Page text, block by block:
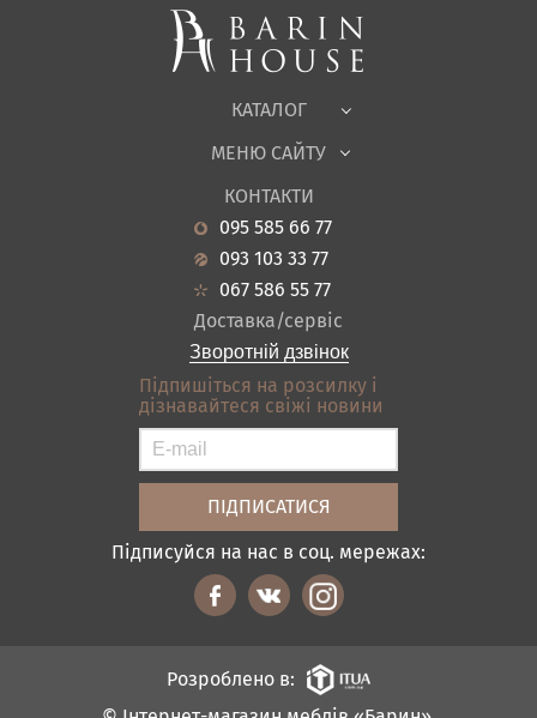
КАТАЛОГ
Корпусні меблі
Офісні меблі
Садові меблі
Вітальня
Кухня
Передпокої
Ванна
Акціі
МЕНЮ САЙТУ
Про нас
Новини
Гарантія
Кредит
Оплата і доставка
Відгуки
Контакти
Карта сайту
Умови покупки
КОНТАКТИ
095 585 66 77
093 103 33 77
067 586 55 77
Доставка/сервіс
Зворотній дзвінок
Підпишіться на розсилку і
дізнавайтеся свіжі новини
Підписуйся на нас в соц. мережах:
Розроблено в: